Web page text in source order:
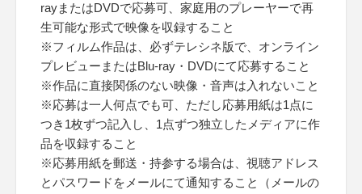
rayまたはDVDで応募可、家庭用のプレーヤーで再
生可能な形式で映像を収録すること
※フィルム作品は、必ずテレシネ版で、オンライン
プレビューまたはBlu-ray・DVDにて応募すること
※作品に直接関係のない映像・音声は入れないこと
※応募は一人何点でも可、ただし応募用紙は1点に
つき1枚ずつ記入し、1点ずつ独立したメディアに作
品を収録すること
※応募用紙を郵送・持参する場合は、視聴アドレス
とパスワードをメールにて通知すること（メールの